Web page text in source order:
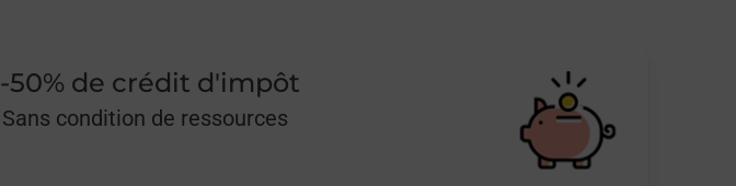
-50% de crédit d'impôt
Sans condition de ressources